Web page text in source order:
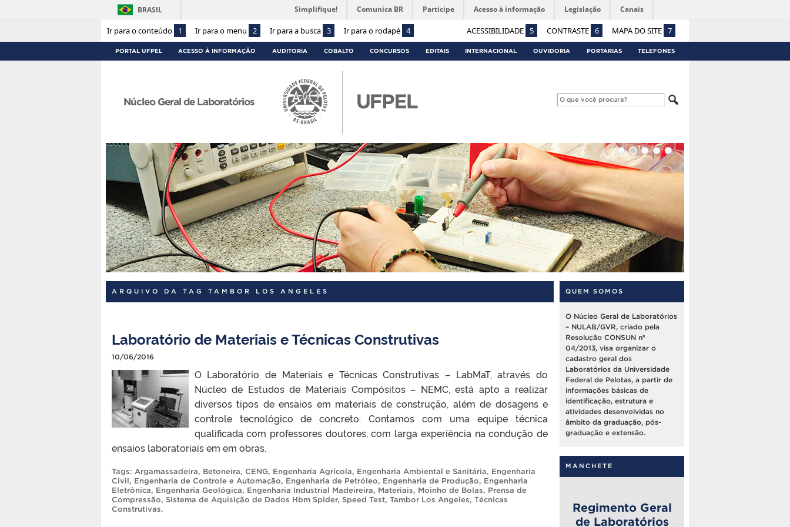
Ir para o conteúdo 1 Ir para o menu 2 Ir para a busca 3 Ir para o rodapé 4 ACESSIBILIDADE 5 CONTRASTE 6 MAPA DO SITE 7
BRASIL Simplifique! Comunica BR Participe Acesso à informação Legislação Canais
PORTAL UFPEL ACESSO À INFORMAÇÃO AUDITORIA COBALTO CONCURSOS EDITAIS INTERNACIONAL OUVIDORIA PORTARIAS TELEFONES
Núcleo Geral de Laboratórios
ARQUIVO DA TAG TAMBOR LOS ANGELES
Laboratório de Materiais e Técnicas Construtivas
10/06/2016
O Laboratório de Materiais e Técnicas Construtivas – LabMaT, através do
Núcleo de Estudos de Materiais Compósitos – NEMC, está apto a realizar
diversos tipos de ensaios em materiais de construção, além de dosagens e
controle tecnológico de concreto. Contamos com uma equipe técnica
qualificada com professores doutores, com larga experiência na condução de
ensaios laboratoriais em em obras.
Tags: Argamassadeira, Betoneira, CENG, Engenharia Agrícola, Engenharia Ambiental e Sanitária, Engenharia
Civil, Engenharia de Controle e Automação, Engenharia de Petróleo, Engenharia de Produção, Engenharia
Eletrônica, Engenharia Geológica, Engenharia Industrial Madeireira, Materiais, Moinho de Bolas, Prensa de
Compressão, Sistema de Aquisição de Dados Hbm Spider, Speed Test, Tambor Los Angeles, Técnicas
Construtivas.
QUEM SOMOS
O Núcleo Geral de Laboratórios
– NULAB/GVR, criado pela
Resolução CONSUN nº
04/2013, visa organizar o
cadastro geral dos
Laboratórios da Universidade
Federal de Pelotas, a partir de
informações básicas de
identificação, estrutura e
atividades desenvolvidas no
âmbito da graduação, pós-
graduação e extensão.
MANCHETE
Regimento Geral
de Laboratórios